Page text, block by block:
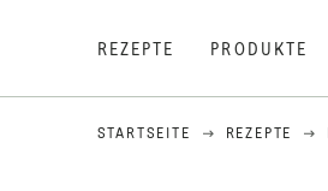
REZEPTE PRODUKTE
STARTSEITE REZEPTE